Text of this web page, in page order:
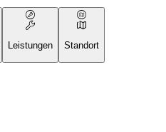
Leistungen Standort